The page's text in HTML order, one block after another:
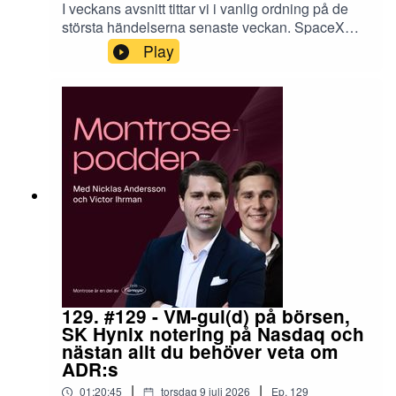
I veckans avsnitt tittar vi i vanlig ordning på de
största händelserna senaste veckan. SpaceX
handlas under IPO-kurs, SK Hynix har noterats i
USA, Atlas Copco bjöd på en vakuumskräll som
lyfte aktien på rapportdagen för första gången på
två år. Dessutom tittar vi närmare på Sydkoreas
Chaebols som du bör ha koll på, nu när landets
ekonomi är glödhet tack vare AI-boomen.Det och
mycket mer!Delikat lyssning på er,Nicklas &
VictorDe pengar som placeras kan både öka och
minska i värde och det är inte säkert att du får
tillbaka hela det insatta kapitalet. Historisk
avkastning är ingen garanti för framtida
Play
129. #129 - VM-gul(d) på börsen,
SK Hynix notering på Nasdaq och
nästan allt du behöver veta om
ADR:s
01:20:45 | torsdag 9 juli 2026 | Ep. 129